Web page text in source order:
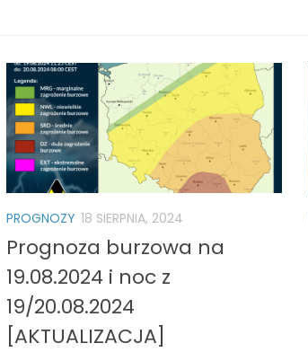
PROGNOZY 18 SIERPNIA, 2024
Prognoza burzowa na
19.08.2024 i noc z
19/20.08.2024
[AKTUALIZACJA]